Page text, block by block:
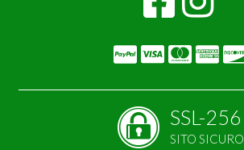
SSL-256
SITO SICURO